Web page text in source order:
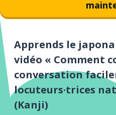
Apprends le
vidéo « Comment
conversation
locuteurs·trices
(Kanji)